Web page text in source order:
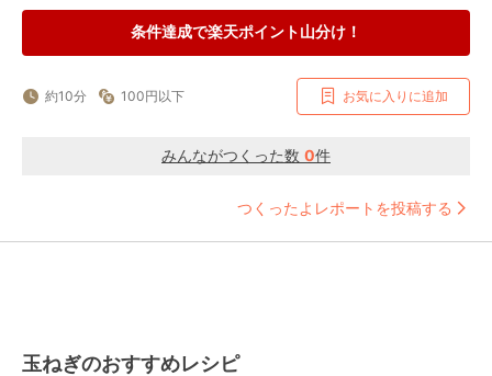
条件達成で楽天ポイント山分け！
約10分 100円以下 お気に入りに追加
みんながつくった数 0件
つくったよレポートを投稿する
玉ねぎのおすすめレシピ